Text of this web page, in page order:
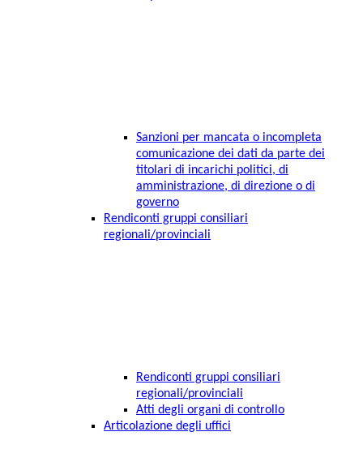
Sanzioni per mancata o incompleta
comunicazione dei dati da parte dei
titolari di incarichi politici, di
amministrazione, di direzione o di
governo
Rendiconti gruppi consiliari
regionali/provinciali
Rendiconti gruppi consiliari
regionali/provinciali
Atti degli organi di controllo
Articolazione degli uffici